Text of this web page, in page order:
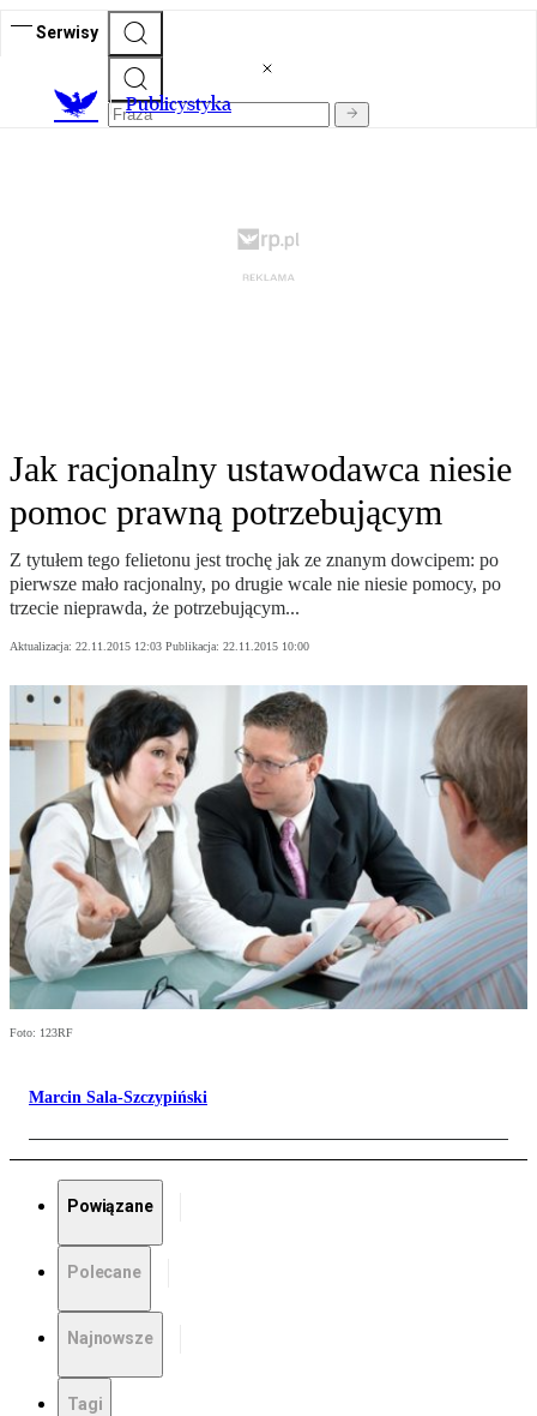
Serwisy
Publicystyka
Jak racjonalny ustawodawca niesie
pomoc prawną potrzebującym
Z tytułem tego felietonu jest trochę jak ze znanym dowcipem: po
pierwsze mało racjonalny, po drugie wcale nie niesie pomocy, po
trzecie nieprawda, że potrzebującym...
Aktualizacja: 22.11.2015 12:03 Publikacja: 22.11.2015 10:00
Foto: 123RF
Marcin Sala-Szczypiński
Powiązane
Polecane
Najnowsze
Tagi